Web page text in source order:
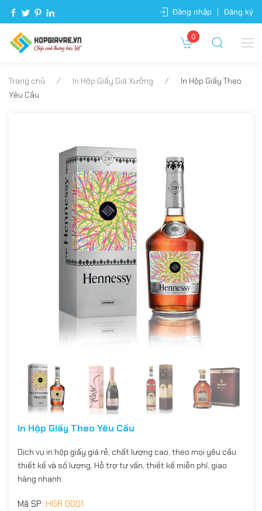
Đăng nhập Đăng ký
0
Trang chủ In Hộp Giấy Giá Xưởng
In Hộp Giấy Theo
Yêu Cầu
In Hộp Giấy Theo Yêu Cầu
Dịch vụ in hộp giấy giá rẻ, chất lượng cao, theo mọi yêu cầu
thiết kế và số lượng. Hỗ trợ tư vấn, thiết kế miễn phí, giao
hàng nhanh.
Mã SP: HGR 0001